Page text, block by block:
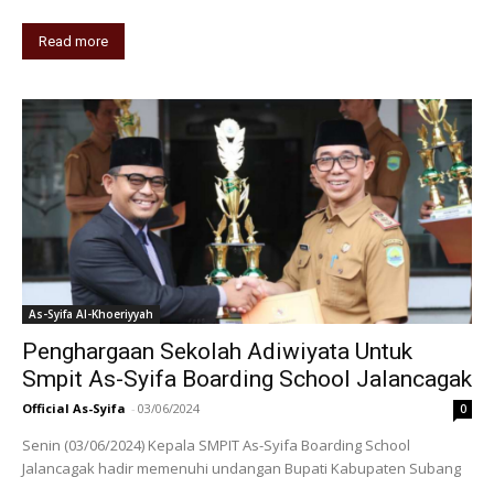
Read more
As-Syifa Al-Khoeriyyah
Penghargaan Sekolah Adiwiyata Untuk
Smpit As-Syifa Boarding School Jalancagak
Official As-Syifa - 03/06/2024 0
Senin (03/06/2024) Kepala SMPIT As-Syifa Boarding School
Jalancagak hadir memenuhi undangan Bupati Kabupaten Subang